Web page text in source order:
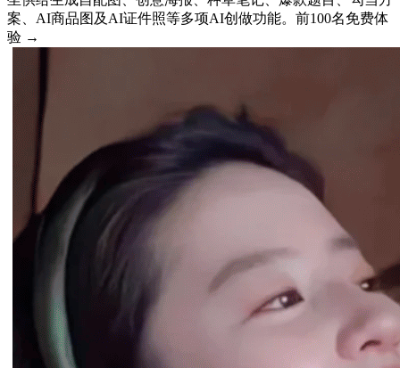
案、AI商品图及AI证件照等多项AI创做功能。前100名免费体
验 →